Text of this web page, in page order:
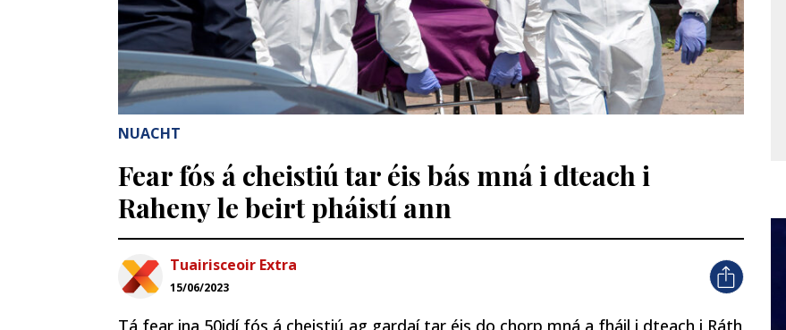
NUACHT
Fear fós á cheistiú tar éis bás mná i dteach i
Raheny le beirt pháistí ann
Tuairisceoir Extra
15/06/2023
Tá fear ina 50idí fós á cheistiú ag gardaí tar éis do chorp mná a fháil i dteach i Ráth